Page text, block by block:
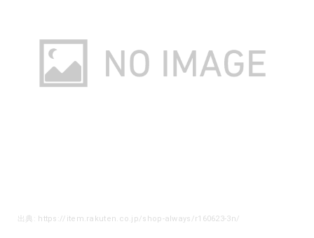
出典: https://item.rakuten.co.jp/shop-always/r160623-3n/